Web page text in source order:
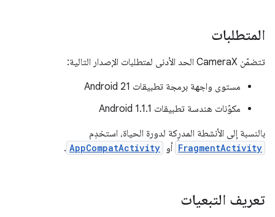
المتطلبات
تتضمّن CameraX الحد الأدنى لمتطلبات الإصدار التالية:
مستوى واجهة برمجة تطبيقات Android 21
مكوّنات هندسة تطبيقات Android 1.1.1
بالنسبة إلى الأنشطة المدرِكة لدورة الحياة، استخدِم
FragmentActivity أو AppCompatActivity
.
تعريف التبعيات